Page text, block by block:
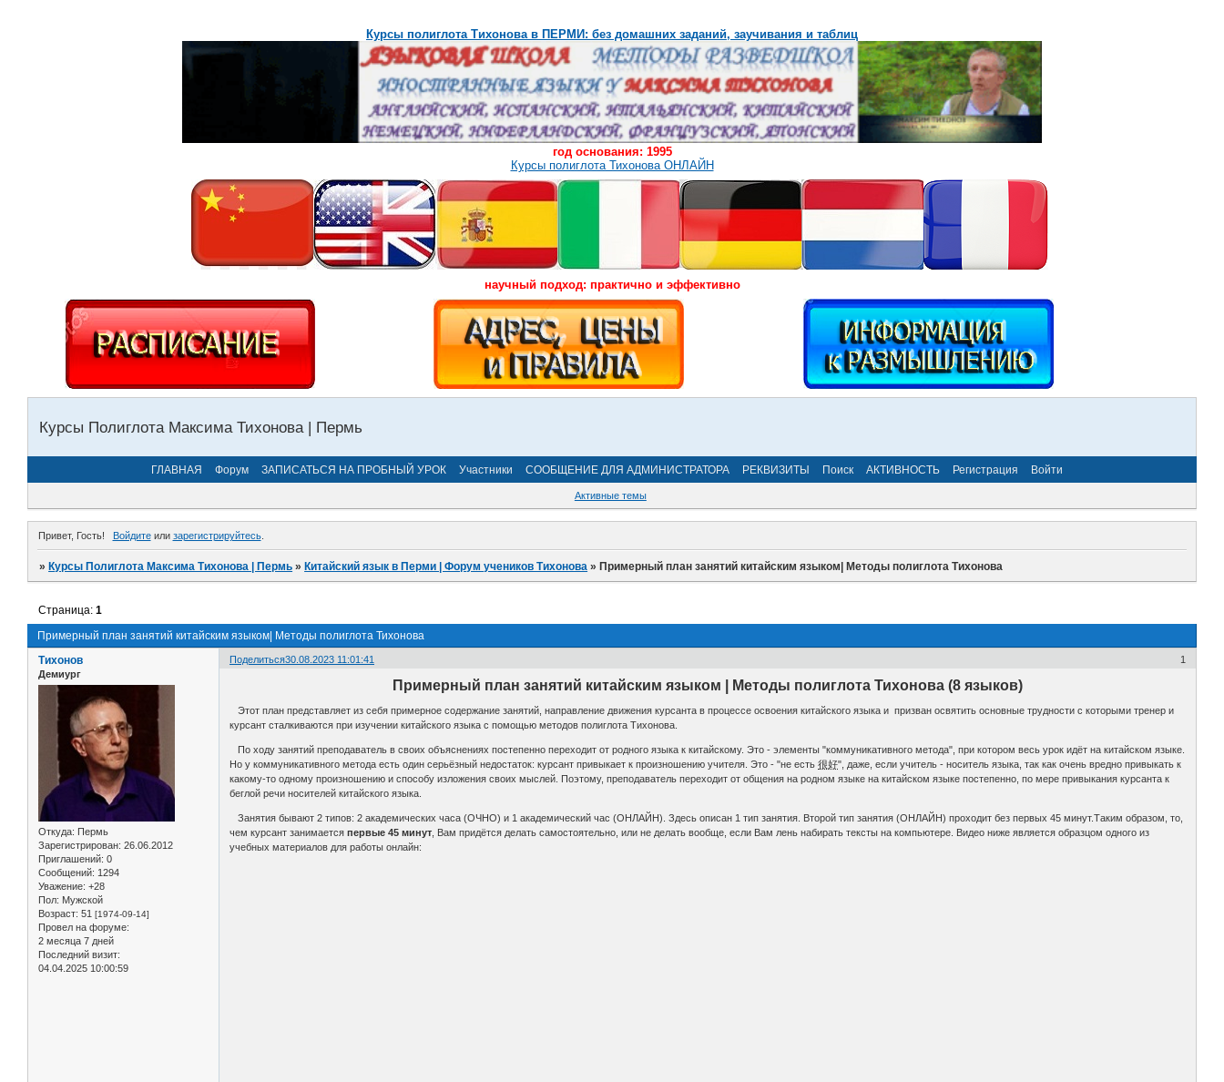
Курсы полиглота Тихонова в ПЕРМИ: без домашних заданий, заучивания и таблиц
год основания: 1995
Курсы полиглота Тихонова ОНЛАЙН
научный подход: практично и эффективно
Курсы Полиглота Максима Тихонова | Пермь
ГЛАВНАЯ Форум ЗАПИСАТЬСЯ НА ПРОБНЫЙ УРОК Участники СООБЩЕНИЕ ДЛЯ АДМИНИСТРАТОРА РЕКВИЗИТЫ Поиск АКТИВНОСТЬ Регистрация Войти
Активные темы
Привет, Гость! Войдитеили зарегистрируйтесь.
»Курсы Полиглота Максима Тихонова | Пермь »Китайский язык в Перми | Форум учеников Тихонова »Примерный план занятий китайским языком| Методы полиглота Тихонова
Примерный план занятий китайским языком| Методы полиглота Тихонова
Страница:1
Поделиться 1
30.08.2023 11:01:41
Тихонов
Демиург
Откуда: Пермь
Зарегистрирован: 26.06.2012
Приглашений: 0
Сообщений: 1294
Уважение: +28
Пол: Мужской
Возраст: 51 [1974-09-14]
Провел на форуме:
2 месяца 7 дней
Последний визит:
04.04.2025 10:00:59
Примерный план занятий китайским языком | Методы полиглота Тихонова (8 языков)
Этот план представляет из себя примерное содержание занятий, направление движения курсанта в процессе освоения китайского языка и призван освятить основные трудности с которыми тренер и
курсант сталкиваются при изучении китайского языка с помощью методов полиглота Тихонова.
По ходу занятий преподаватель в своих объяснениях постепенно переходит от родного языка к китайскому. Это - элементы "коммуникативного метода", при котором весь урок идёт на китайском языке.
Но у коммуникативного метода есть один серьёзный недостаток: курсант привыкает к произношению учителя. Это - "не есть很好", даже, если учитель - носитель языка, так как очень вредно привыкать к
какому-то одному произношению и способу изложения своих мыслей. Поэтому, преподаватель переходит от общения на родном языке на китайском языке постепенно, по мере привыкания курсанта к
беглой речи носителей китайского языка.
Занятия бывают 2 типов: 2 академических часа (ОЧНО) и 1 академический час (ОНЛАЙН). Здесь описан 1 тип занятия. Второй тип занятия (ОНЛАЙН) проходит без первых 45 минут.Таким образом, то,
чем курсант занимаетсяпервые 45 минут , Вам придётся делать самостоятельно, или не делать вообще, если Вам лень набирать тексты на компьютере. Видео ниже является образцом одного из
учебных материалов для работы онлайн: